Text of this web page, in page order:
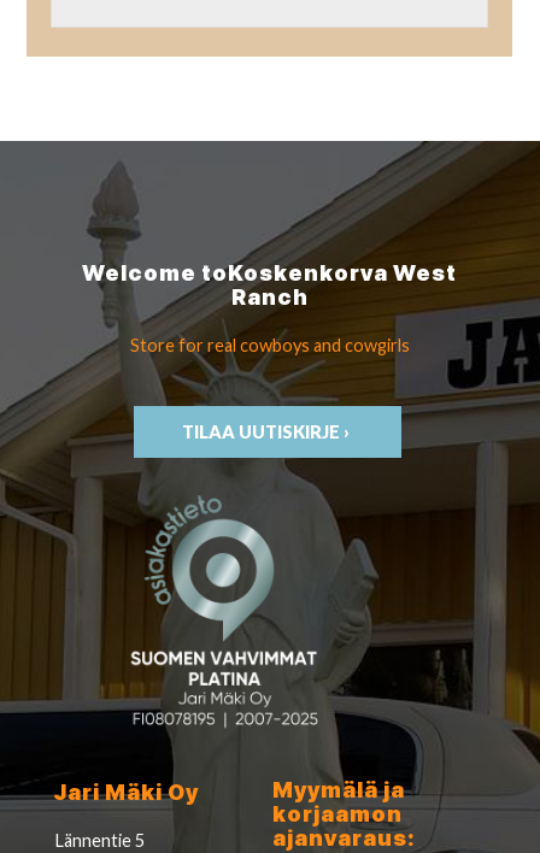
Welcome toKoskenkorvaWest
Ranch
Store for real cowboys and cowgirls
TILAA UUTISKIRJE ›
Jari Mäki Oy
Lännentie 5
Myymälä ja
korjaamon
ajanvaraus: